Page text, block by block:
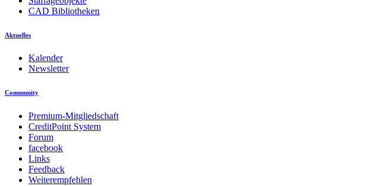
CAD Bibliotheken
Aktuelles
Kalender
Newsletter
Community
Premium-Mitgliedschaft
CreditPoint System
Forum
facebook
Links
Feedback
Weiterempfehlen